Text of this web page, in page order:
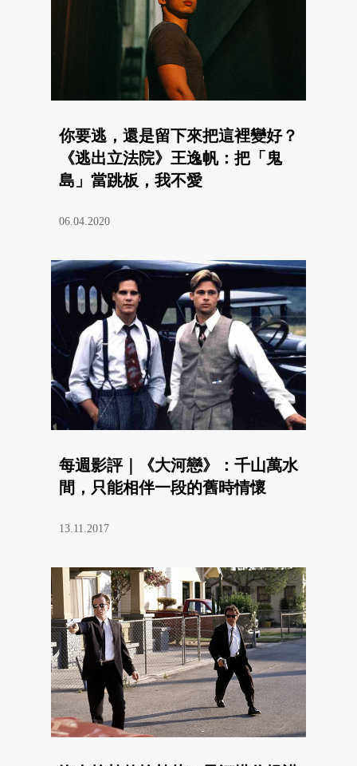
你要逃，還是留下來把這裡變好？
《逃出立法院》王逸帆：把「鬼
島」當跳板，我不愛
06.04.2020
每週影評｜《大河戀》：千山萬水
間，只能相伴一段的舊時情懷
13.11.2017